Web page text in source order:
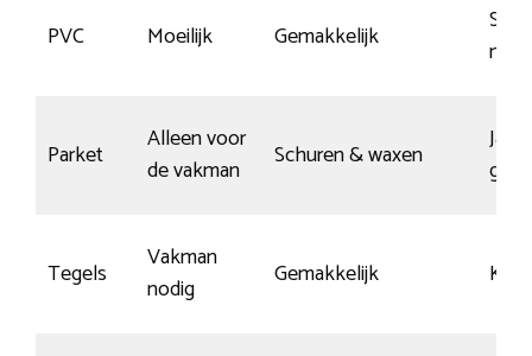
PVC Moeilijk Gemakkelijk
Parket
Alleen voor
de vakman
Schuren & waxen
Ja,
Tegels
Vakman
nodig
Gemakkelijk